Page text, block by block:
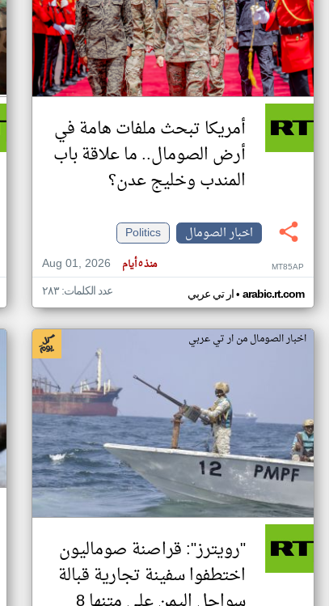
أمريكا تبحث ملفات هامة في
أرض الصومال.. ما علاقة باب
المندب وخليج عدن؟
اخبار الصومال
Politics
Aug 01, 2026
منذ ٥ أيام MT85AP
ار تي عربي• arabic.rt.com عدد الكلمات: ٢٨٣
اخبار الصومال من ار تي عربي
"رويترز": قراصنة صوماليون
اختطفوا سفينة تجارية قبالة